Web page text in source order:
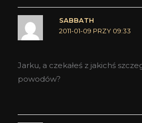
SABBATH
2011-01-09 PRZY 09:33
Jarku, a czekałeś z jakichś
powodów?